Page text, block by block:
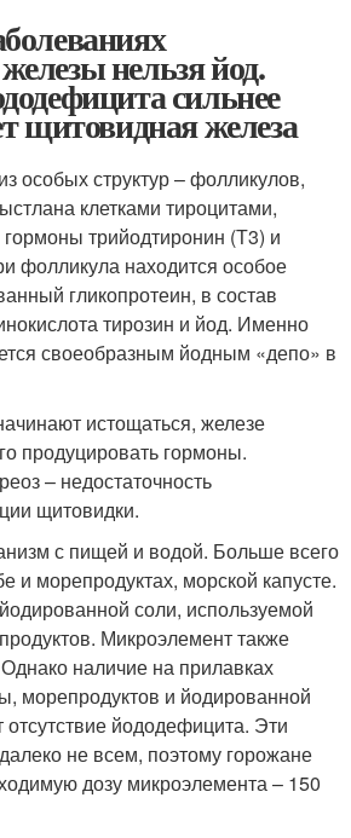
нельзя йод.
сильнее
щитовидная железа
особых структур – фолликулов,
клетками тироцитами,
трийодтиронин (Т3) и
фолликула находится особое
гликопротеин, в состав
тирозин и йод. Именно
своеобразным йодным «депо» в
истощаться, железе
продуцировать гормоны.
– недостаточность
щитовидки.
с пищей и водой. Больше всего
и морепродуктах, морской капусте.
соли, используемой
Микроэлемент также
наличие на прилавках
морепродуктов и йодированной
отсутствие йододефицита. Эти
не всем, поэтому горожане
дозу микроэлемента – 150